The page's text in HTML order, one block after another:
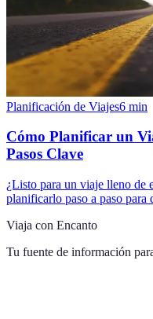
Planificación de Viajes6 min
Cómo Planificar un
Pasos Clave
¿Listo para un viaje lleno de
planificarlo paso a paso para
Viaja con Encanto
Tu fuente de información